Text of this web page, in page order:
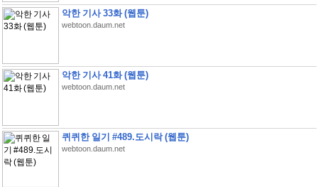
악한 기사 33화 (웹툰)
webtoon.daum.net
악한 기사 41화 (웹툰)
webtoon.daum.net
퀴퀴한 일기 #489.도시락 (웹툰)
webtoon.daum.net